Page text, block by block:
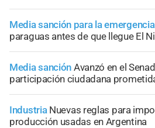
Media sanción para la emergencia
paraguas antes de que llegue El
Media sanción Avanzó en el
participación ciudadana
Industria Nuevas reglas para
producción usadas en Argentina